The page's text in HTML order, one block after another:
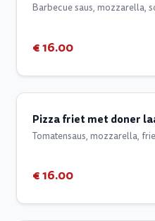
Barbecue saus, mozzarella,
€ 16.00
Pizza friet met doner
Tomatensaus, mozzarella,
€ 16.00